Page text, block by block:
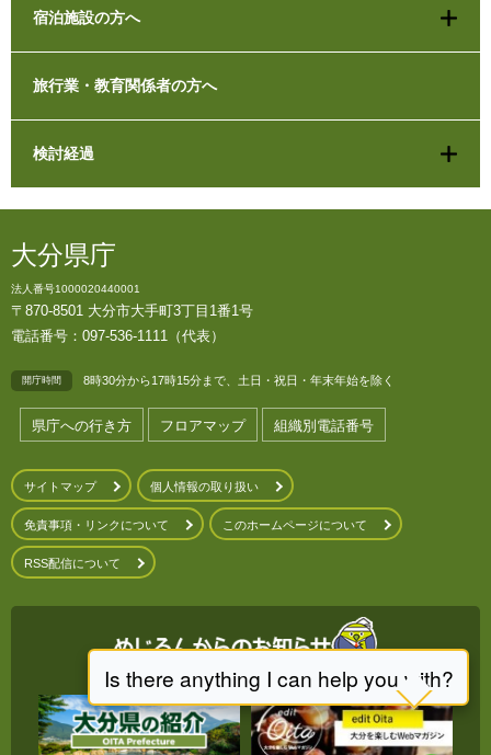
宿泊施設の方へ
旅行業・教育関係者の方へ
検討経過
大分県庁
法人番号1000020440001
〒870-8501 大分市大手町3丁目1番1号
電話番号：097-536-1111（代表）
開庁時間 8時30分から17時15分まで、土日・祝日・年末年始を除く
県庁への行き方 フロアマップ 組織別電話番号
サイトマップ 個人情報の取り扱い
免責事項・リンクについて このホームページについて
RSS配信について